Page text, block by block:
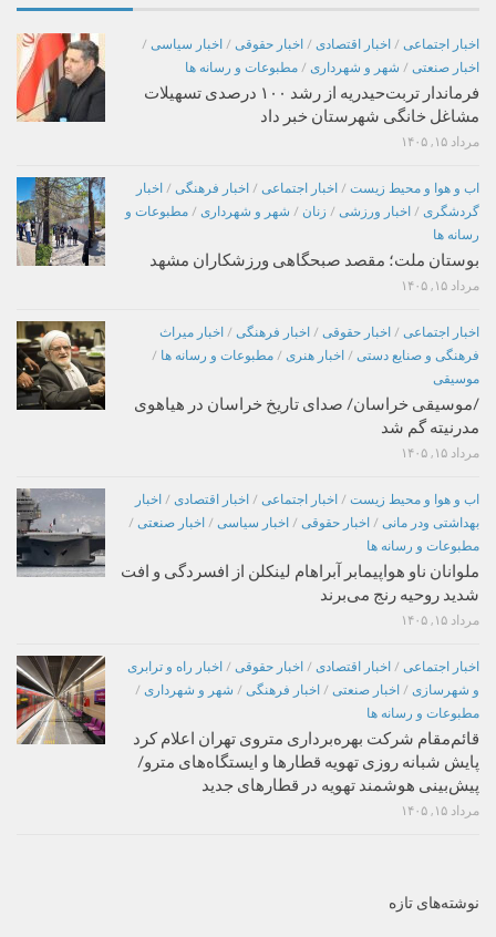
اخبار اجتماعی / اخبار اقتصادی / اخبار حقوقی / اخبار سیاسی /
اخبار صنعتی / شهر و شهرداری / مطبوعات و رسانه ها
فرماندار تربت‌حیدریه از رشد ۱۰۰ درصدی تسهیلات
مشاغل خانگی شهرستان خبر داد
مرداد ۱۵, ۱۴۰۵
اب و هوا و محیط زیست / اخبار اجتماعی / اخبار فرهنگی / اخبار
گردشگری / اخبار ورزشی / زنان / شهر و شهرداری / مطبوعات و
رسانه ها
بوستان ملت؛ مقصد صبحگاهی ورزشکاران مشهد
مرداد ۱۵, ۱۴۰۵
اخبار اجتماعی / اخبار حقوقی / اخبار فرهنگی / اخبار میراث
فرهنگی و صنایع دستی / اخبار هنری / مطبوعات و رسانه ها /
موسیقی
/موسیقی خراسان/ صدای تاریخ خراسان در هیاهوی
مدرنیته گم شد
مرداد ۱۵, ۱۴۰۵
اب و هوا و محیط زیست / اخبار اجتماعی / اخبار اقتصادی / اخبار
بهداشتی ودر مانی / اخبار حقوقی / اخبار سیاسی / اخبار صنعتی /
مطبوعات و رسانه ها
ملوانان ناو هواپیمابر آبراهام لینکلن از افسردگی و افت
شدید روحیه رنج می‌برند
مرداد ۱۵, ۱۴۰۵
اخبار اجتماعی / اخبار اقتصادی / اخبار حقوقی / اخبار راه و ترابری
و شهرسازی / اخبار صنعتی / اخبار فرهنگی / شهر و شهرداری /
مطبوعات و رسانه ها
قائم‌مقام شرکت بهره‌برداری متروی تهران اعلام کرد
پایش شبانه روزی تهویه قطارها و ایستگاه‌های مترو/
پیش‌بینی هوشمند تهویه در قطارهای جدید
مرداد ۱۵, ۱۴۰۵
نوشته‌های تازه